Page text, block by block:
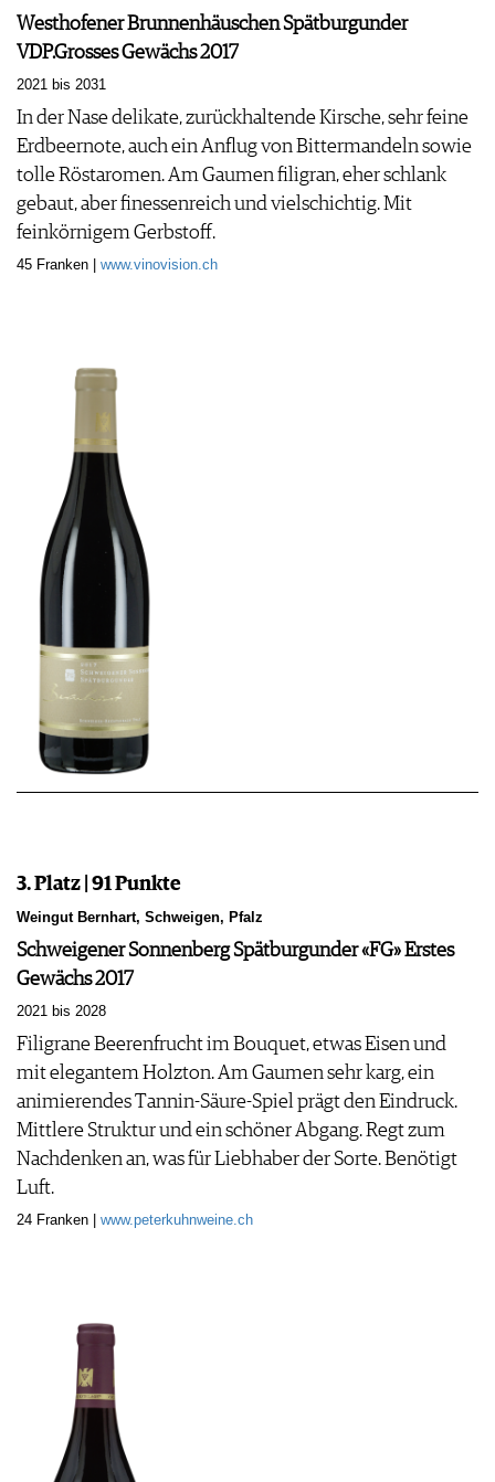
Westhofener Brunnenhäuschen Spätburgunder
VDP.Grosses Gewächs 2017
2021 bis 2031
In der Nase delikate, zurückhaltende Kirsche, sehr feine
Erdbeernote, auch ein Anflug von Bittermandeln sowie
tolle Röstaromen. Am Gaumen filigran, eher schlank
gebaut, aber finessenreich und vielschichtig. Mit
feinkörnigem Gerbstoff.
45 Franken | www.vinovision.ch
3. Platz | 91 Punkte
Weingut Bernhart, Schweigen, Pfalz
Schweigener Sonnenberg Spätburgunder «FG» Erstes
Gewächs 2017
2021 bis 2028
Filigrane Beerenfrucht im Bouquet, etwas Eisen und
mit elegantem Holzton. Am Gaumen sehr karg, ein
animierendes Tannin-Säure-Spiel prägt den Eindruck.
Mittlere Struktur und ein schöner Abgang. Regt zum
Nachdenken an, was für Liebhaber der Sorte. Benötigt
Luft.
24 Franken | www.peterkuhnweine.ch